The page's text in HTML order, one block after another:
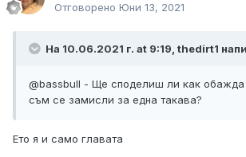
Отговорено Юни 13, 2021
На 10.06.2021 г. at 9:19, thedirt1
@bassbull - Ще споделиш ли как обажда
съм се замисли за една такава?
Ето я и само главата